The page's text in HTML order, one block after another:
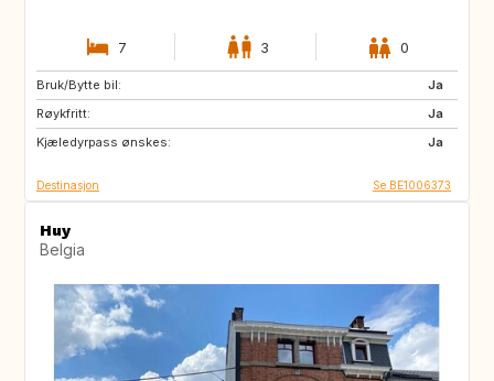
7 3 0
Bruk/Bytte bil:
Ja
Røykfritt:
Ja
Kjæledyrpass ønskes:
Ja
IT
IS
US
Destinasjon Se BE1006373
Huy
Belgia